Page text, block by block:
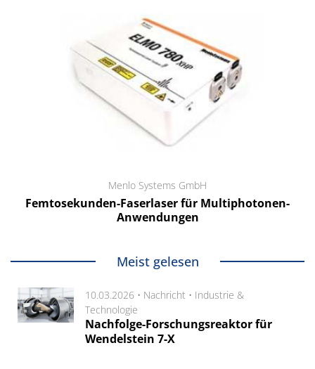
Menlo Systems GmbH
Femtosekunden-Faserlaser für Multiphotonen-
Anwendungen
Meist gelesen
10.03.2026 • Nachricht • Industrie &
Technologie
Nachfolge-Forschungsreaktor für
Wendelstein 7-X